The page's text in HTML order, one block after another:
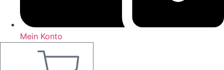
Mein Konto